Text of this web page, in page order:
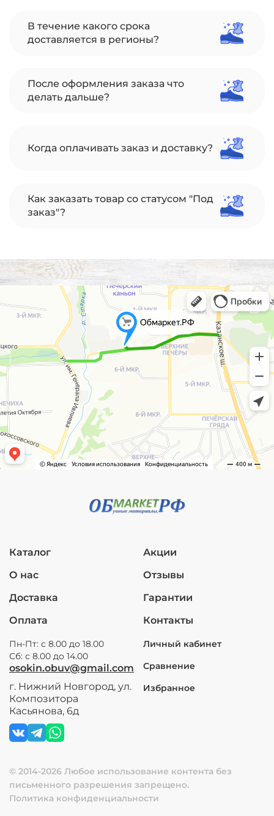
В течение какого срока
доставляется в регионы?
После оформления заказа что
делать дальше?
Когда оплачивать заказ и доставку?
Как заказать товар со статусом "Под
заказ"?
Каталог
О нас
Доставка
Оплата
Акции
Отзывы
Гарантии
Контакты
Пн-Пт: с 8.00 до 18.00
Сб: с 8.00 до 14.00
osokin.obuv@gmail.com
г. Нижний Новгород, ул.
Композитора
Касьянова, 6д
Личный кабинет
Сравнение
Избранное
© 2014-2026 Любое использование контента без
письменного разрешения запрещено.
Политика конфиденциальности